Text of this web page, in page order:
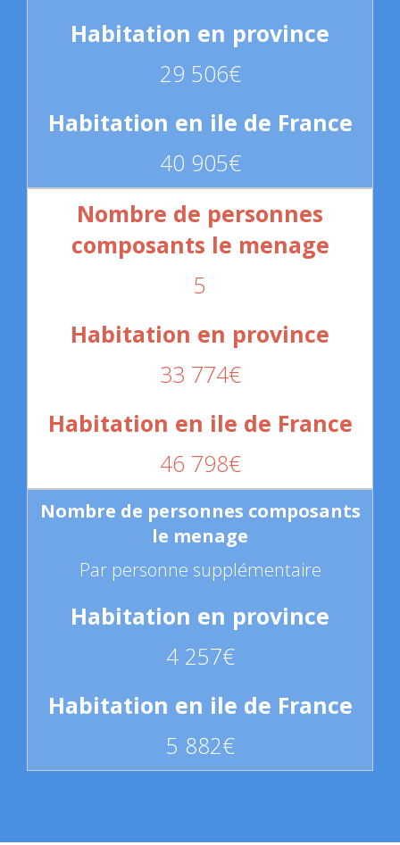
29 506€
40 905€
5
33 774€
46 798€
Par personne supplémentaire
4 257€
5 882€